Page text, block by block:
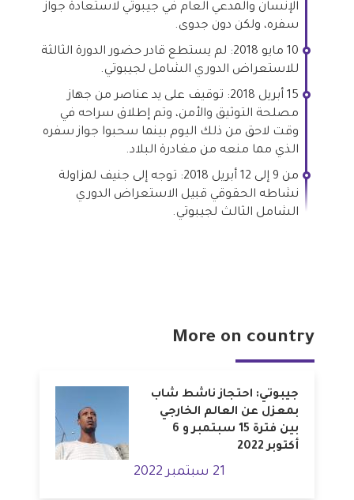
الإنسان والمدعي العام في جيبوتي لاستعادة جواز
سفره، ولكن دون جدوى.
10 مايو 2018: لم يستطع قادر حضور الدورة الثالثة
للاستعراض الدوري الشامل لجيبوتي.
15 أبريل 2018: توقيف على يد عناصر من جهاز
مصلحة التوثيق والأمن، وتم إطلاق سراحه في
وقت لاحق من ذلك اليوم بينما سحبوا جواز سفره
الذي مما منعه من مغادرة البلاد.
من 9 إلى 12 أبريل 2018: توجه إلى جنيف لمزاولة
نشاطه الحقوقي قبيل الاستعراض الدوري
الشامل الثالث لجيبوتي.
More on country
جيبوتي: احتجاز ناشط شاب
بمعزل عن العالم الخارجي
بين فترة 15 سبتمبر و 6
أكتوبر 2022
21 سبتمبر 2022